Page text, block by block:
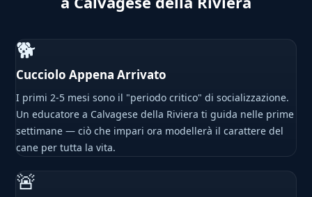
🐕
Cucciolo Appena Arrivato
I primi 2-5 mesi sono il "periodo critico" di socializzazione.
Un educatore a Calvagese della Riviera ti guida nelle prime
settimane — ciò che impari ora modellerà il carattere del
cane per tutta la vita.
🚨